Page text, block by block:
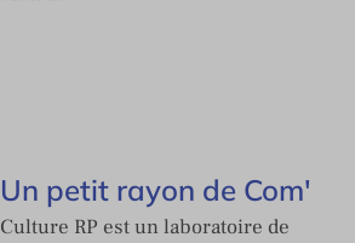
Un petit rayon de Com'
Culture RP est un laboratoire de